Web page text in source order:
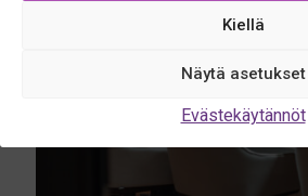
Kiellä
Näytä asetukset
Evästekäytännöt